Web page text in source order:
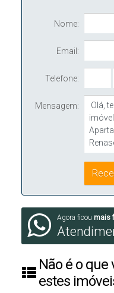
Nome:
Email:
Telefone:
Mensagem:
Agora ficou mais
Não é o que
estes